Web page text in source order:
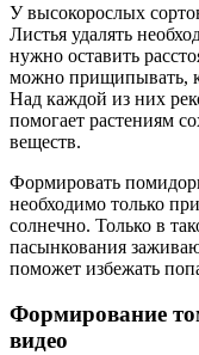
У высокорослых
Листья удалять
нужно оставить
можно прищипывать,
Над каждой из них
помогает растениям
веществ.
Формировать
необходимо только
солнечно. Только в
пасынкования
поможет избежать
Формирование
видео